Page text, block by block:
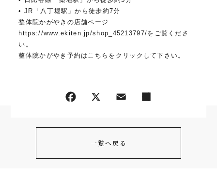
• JR「八丁堀駅」から徒歩約7分
整体院かがやきの店舗ページ
https://www.ekiten.jp/shop_45213797/をご覧くださ
い。
整体院かがやき予約はこちらをクリックして下さい。
一覧へ戻る